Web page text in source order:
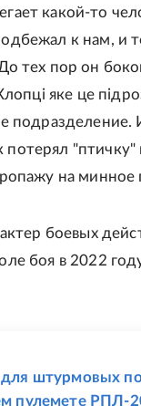
какой-то
к нам, и
тех пор он
яке це
подразделение.
"птичку"
на минное
боевых
боя в 2022
штурмовых
пулемете РПЛ-